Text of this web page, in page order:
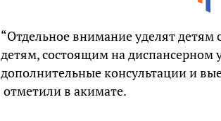
“Отдельное внимание уделят
детям, состоящим на диспансерном
дополнительные консультации и
отметили в акимате.